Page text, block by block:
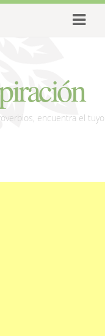
encuentra el tuyo